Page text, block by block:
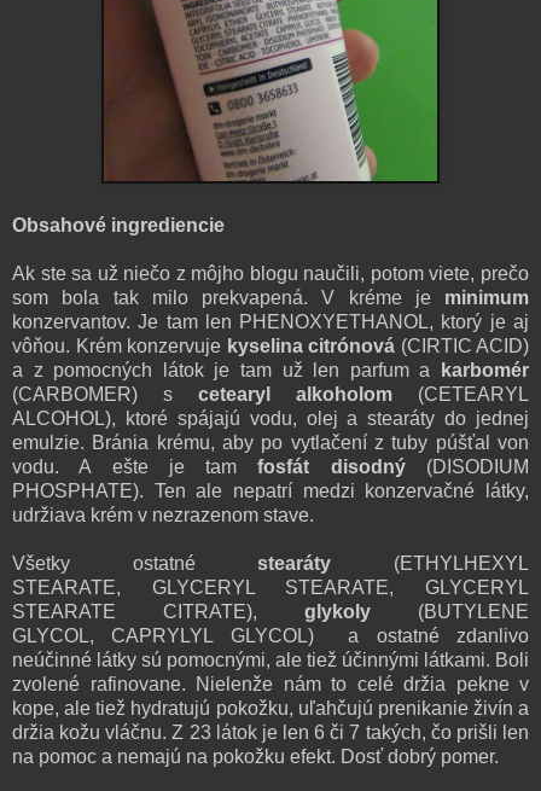
Obsahové ingrediencie
Ak ste sa už niečo z môjho blogu naučili, potom viete, prečo
som bola tak milo prekvapená. V kréme je minimum
konzervantov. Je tam len PHENOXYETHANOL, ktorý je aj
vôňou. Krém konzervuje kyselina citrónová (CIRTIC ACID)
a z pomocných látok je tam už len parfum a
karbomér
(CARBOMER) s cetearyl alkoholom (CETEARYL
ALCOHOL), ktoré spájajú vodu, olej a stearáty do jednej
emulzie. Bránia krému, aby po vytlačení z tuby púšťal von
vodu. A ešte je tamfosfát disodný(DISODIUM
PHOSPHATE). Ten ale nepatrí medzi konzervačné látky,
udržiava krém v nezrazenom stave.
Všetky ostatnéstearáty (ETHYLHEXYL
STEARATE, GLYCERYL STEARATE,GLYCERYL
STEARATE CITRATE), glykoly (BUTYLENE
GLYCOL,CAPRYLYL GLYCOL)
a ostatné zdanlivo
neúčinné látky sú pomocnými, ale tiež účinnými látkami. Boli
zvolené rafinovane. Nielenže nám to celé držia pekne v
kope, ale tiež hydratujú pokožku, uľahčujú prenikanie živín a
držia kožu vláčnu. Z 23 látok je len 6 či 7 takých, čo prišli len
na pomoc a nemajú na pokožku efekt. Dosť dobrý pomer.